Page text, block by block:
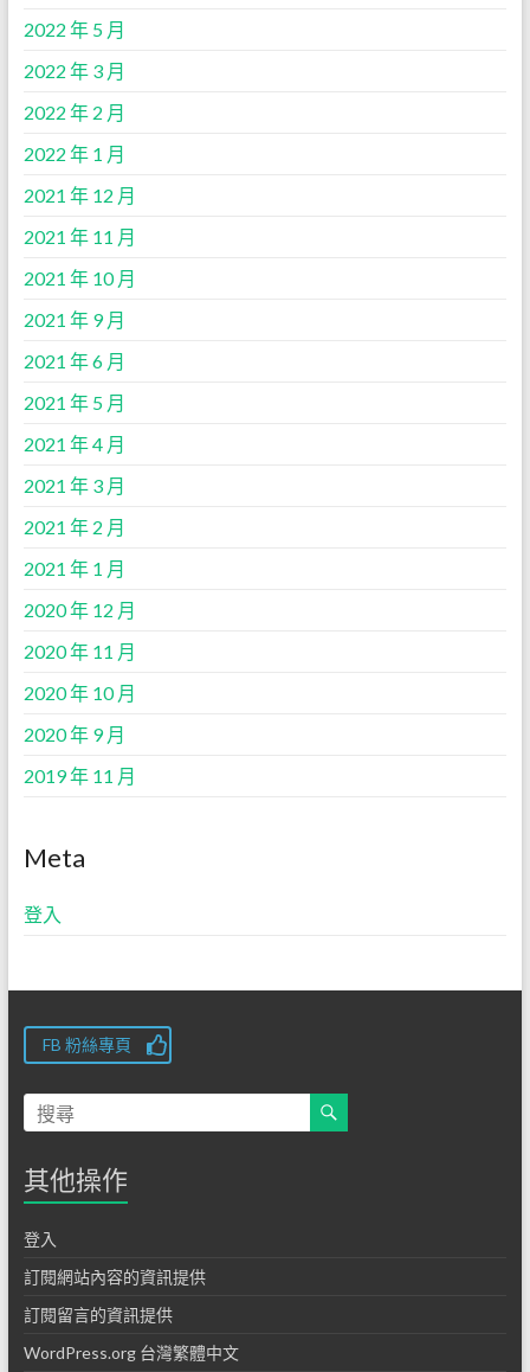
2022 年 5 月
2022 年 3 月
2022 年 2 月
2022 年 1 月
2021 年 12 月
2021 年 11 月
2021 年 10 月
2021 年 9 月
2021 年 6 月
2021 年 5 月
2021 年 4 月
2021 年 3 月
2021 年 2 月
2021 年 1 月
2020 年 12 月
2020 年 11 月
2020 年 10 月
2020 年 9 月
2019 年 11 月
Meta
登入
FB 粉絲專頁
其他操作
登入
訂閱網站內容的資訊提供
訂閱留言的資訊提供
WordPress.org 台灣繁體中文